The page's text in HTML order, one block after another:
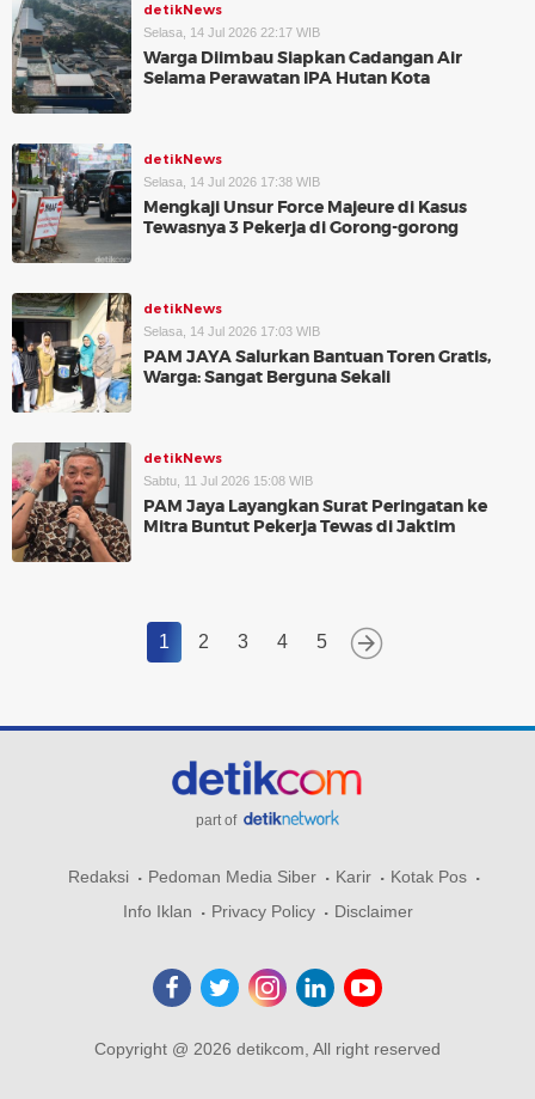
detikNews
Selasa, 14 Jul 2026 22:17 WIB
Warga Diimbau Siapkan Cadangan Air
Selama Perawatan IPA Hutan Kota
detikNews
Selasa, 14 Jul 2026 17:38 WIB
Mengkaji Unsur Force Majeure di Kasus
Tewasnya 3 Pekerja di Gorong-gorong
detikNews
Selasa, 14 Jul 2026 17:03 WIB
PAM JAYA Salurkan Bantuan Toren Gratis,
Warga: Sangat Berguna Sekali
detikNews
Sabtu, 11 Jul 2026 15:08 WIB
PAM Jaya Layangkan Surat Peringatan ke
Mitra Buntut Pekerja Tewas di Jaktim
1 2 3 4 5
part of
Redaksi Pedoman Media Siber Karir
Kotak Pos
Info Iklan
Privacy Policy Disclaimer
Copyright @ 2026 detikcom, All right reserved